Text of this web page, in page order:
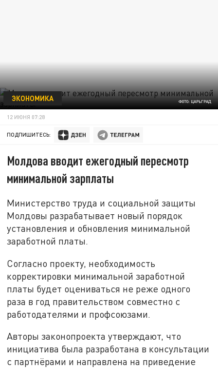
ФОТО: ЦАРЬГРАД
ЭКОНОМИКА
12 ИЮНЯ 07:28
ПОДПИШИТЕСЬ:
Молдова вводит ежегодный пересмотр
минимальной зарплаты
Министерство труда и социальной защиты
Молдовы разрабатывает новый порядок
установления и обновления минимальной
заработной платы.
Согласно проекту, необходимость
корректировки минимальной заработной
платы будет оцениваться не реже одного
раза в год правительством совместно с
работодателями и профсоюзами.
Авторы законопроекта утверждают, что
инициатива была разработана в консультации
с партнёрами и направлена на приведение